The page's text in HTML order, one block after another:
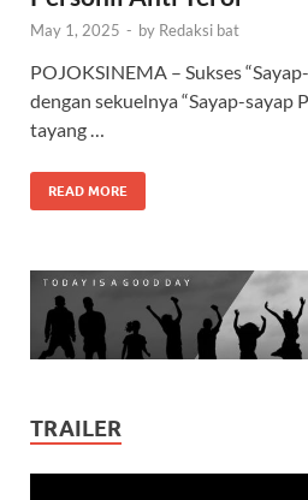
May 1, 2025 - by Redaksi bat
POJOKSINEMA – Sukses
dengan sekuelnya “Sayap-sayap
tayang …
READ MORE
TRAILER